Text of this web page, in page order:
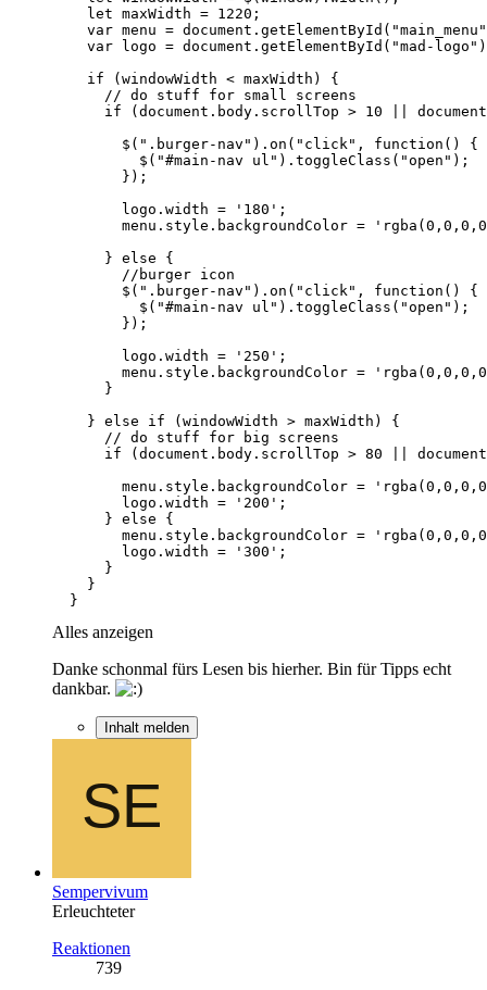
}
Alles anzeigen
Danke schonmal fürs Lesen bis hierher. Bin für Tipps echt
dankbar.
Inhalt melden
Sempervivum
Erleuchteter
Reaktionen
739